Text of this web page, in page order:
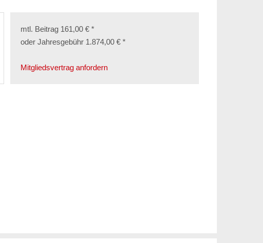
mtl. Beitrag 161,00 € *
oder Jahresgebühr 1.874,00 € *
Mitgliedsvertrag anfordern